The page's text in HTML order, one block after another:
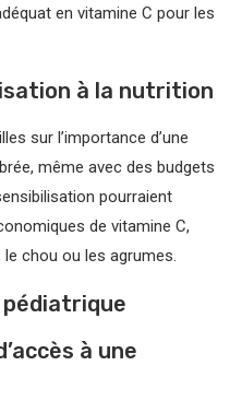
en vitamine C pour les
à la nutrition
sur l’importance d’une
même avec des budgets
pourraient
de vitamine C,
chou ou les agrumes.
à une